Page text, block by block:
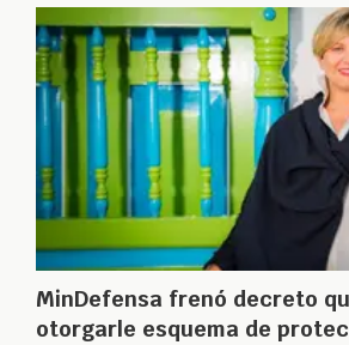
MinDefensa frenó decreto
otorgarle esquema de